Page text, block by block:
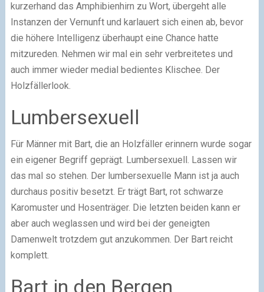
kurzerhand das Amphibienhirn zu Wort, übergeht alle
Instanzen der Vernunft und karlauert sich einen ab, bevor
die höhere Intelligenz überhaupt eine Chance hatte
mitzureden. Nehmen wir mal ein sehr verbreitetes und
auch immer wieder medial bedientes Klischee. Der
Holzfällerlook.
Lumbersexuell
Für Männer mit Bart, die an Holzfäller erinnern wurde sogar
ein eigener Begriff geprägt. Lumbersexuell. Lassen wir
das mal so stehen. Der lumbersexuelle Mann ist ja auch
durchaus positiv besetzt. Er trägt Bart, rot schwarze
Karomuster und Hosenträger. Die letzten beiden kann er
aber auch weglassen und wird bei der geneigten
Damenwelt trotzdem gut anzukommen. Der Bart reicht
komplett.
Bart in den Bergen